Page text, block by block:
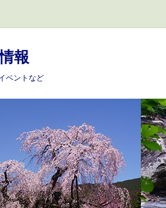
報
ベントなど